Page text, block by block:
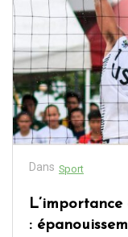
Dans Sport
: